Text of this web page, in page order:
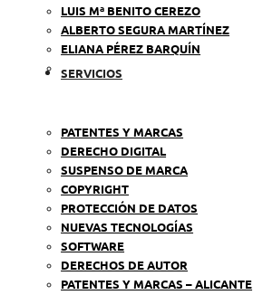
LUIS Mª BENITO CEREZO
ALBERTO SEGURA MARTÍNEZ
ELIANA PÉREZ BARQUÍN
SERVICIOS
PATENTES Y MARCAS
DERECHO DIGITAL
SUSPENSO DE MARCA
COPYRIGHT
PROTECCIÓN DE DATOS
NUEVAS TECNOLOGÍAS
SOFTWARE
DERECHOS DE AUTOR
PATENTES Y MARCAS – ALICANTE